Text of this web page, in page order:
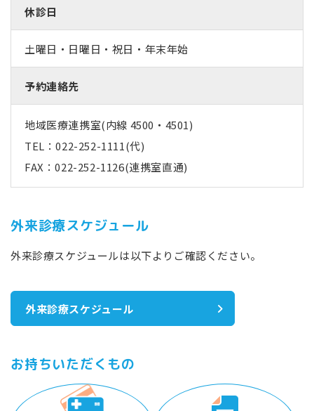
休診日
土曜日・日曜日・祝日・年末年始
予約連絡先
地域医療連携室(内線 4500・4501)
TEL：022-252-1111(代)
FAX：022-252-1126(連携室直通)
外来診療スケジュール
外来診療スケジュールは以下よりご確認ください。
外来診療スケジュール
お持ちいただくもの